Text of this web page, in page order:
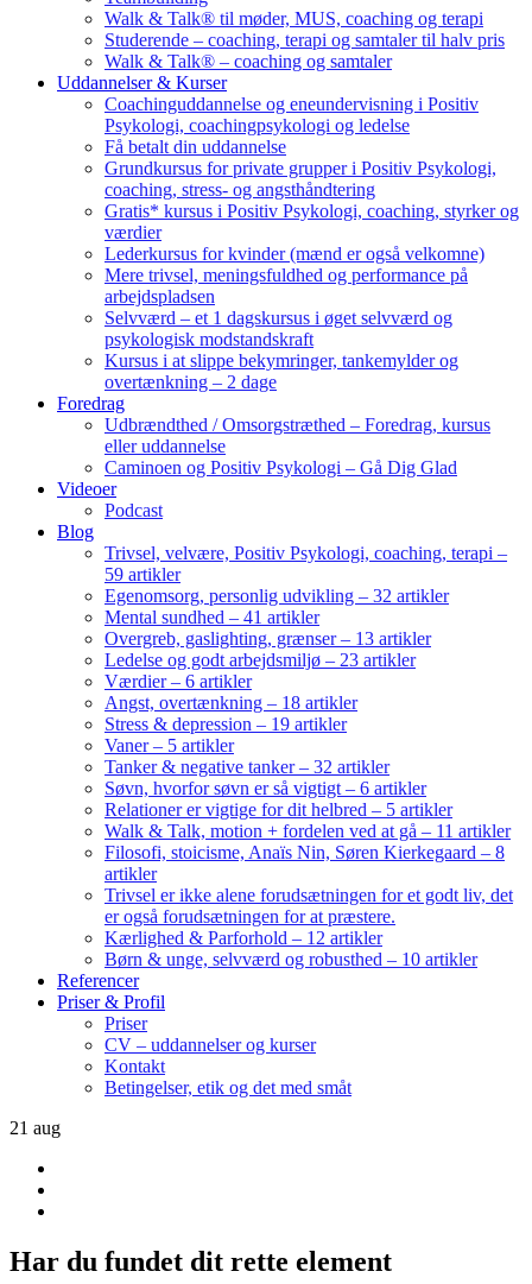
Walk & Talk® til møder, MUS, coaching og terapi
Studerende – coaching, terapi og samtaler til halv pris
Walk & Talk® – coaching og samtaler
Uddannelser & Kurser
Coachinguddannelse og eneundervisning i Positiv
Psykologi, coachingpsykologi og ledelse
Få betalt din uddannelse
Grundkursus for private grupper i Positiv Psykologi,
coaching, stress- og angsthåndtering
Gratis* kursus i Positiv Psykologi, coaching, styrker og
værdier
Lederkursus for kvinder (mænd er også velkomne)
Mere trivsel, meningsfuldhed og performance på
arbejdspladsen
Selvværd – et 1 dagskursus i øget selvværd og
psykologisk modstandskraft
Kursus i at slippe bekymringer, tankemylder og
overtænkning – 2 dage
Foredrag
Udbrændthed / Omsorgstræthed – Foredrag, kursus
eller uddannelse
Caminoen og Positiv Psykologi – Gå Dig Glad
Videoer
Podcast
Blog
Trivsel, velvære, Positiv Psykologi, coaching, terapi –
59 artikler
Egenomsorg, personlig udvikling – 32 artikler
Mental sundhed – 41 artikler
Overgreb, gaslighting, grænser – 13 artikler
Ledelse og godt arbejdsmiljø – 23 artikler
Værdier – 6 artikler
Angst, overtænkning – 18 artikler
Stress & depression – 19 artikler
Vaner – 5 artikler
Tanker & negative tanker – 32 artikler
Søvn, hvorfor søvn er så vigtigt – 6 artikler
Relationer er vigtige for dit helbred – 5 artikler
Walk & Talk, motion + fordelen ved at gå – 11 artikler
Filosofi, stoicisme, Anaïs Nin, Søren Kierkegaard – 8
artikler
Trivsel er ikke alene forudsætningen for et godt liv, det
er også forudsætningen for at præstere.
Kærlighed & Parforhold – 12 artikler
Børn & unge, selvværd og robusthed – 10 artikler
Referencer
Priser & Profil
Priser
CV – uddannelser og kurser
Kontakt
Betingelser, etik og det med småt
21 aug
Har du fundet dit rette element